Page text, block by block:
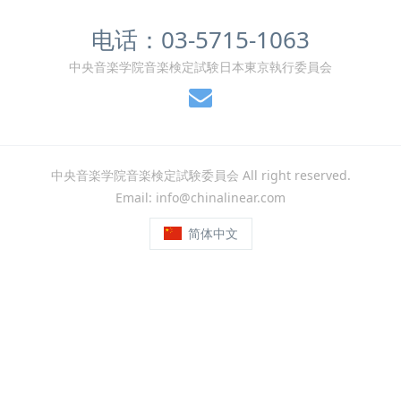
电话：03-5715-1063
中央音楽学院音楽検定試験日本東京執行委員会
中央音楽学院音楽検定試験委員会 All right reserved.
Email: info@chinalinear.com
简体中文